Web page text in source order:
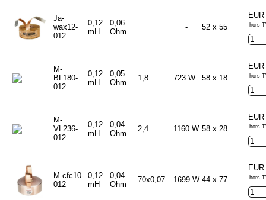
Ja-
wax12-
012
0,12
mH
0,06
Ohm
- 52 x 55 hors
M-
BL180-
012
0,12
mH
0,05
Ohm
1,8 723 W 58 x 18 hors
M-
VL236-
012
0,12
mH
0,04
Ohm
2,4 1160 W 58 x 28 hors
M-cfc10-
012
0,12
mH
0,04
Ohm
70x0,07 1699 W 44 x 77 hors